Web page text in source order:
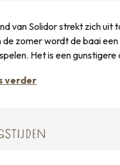
van Solidor strekt zich
de zomer wordt de baai
Het is een
verder